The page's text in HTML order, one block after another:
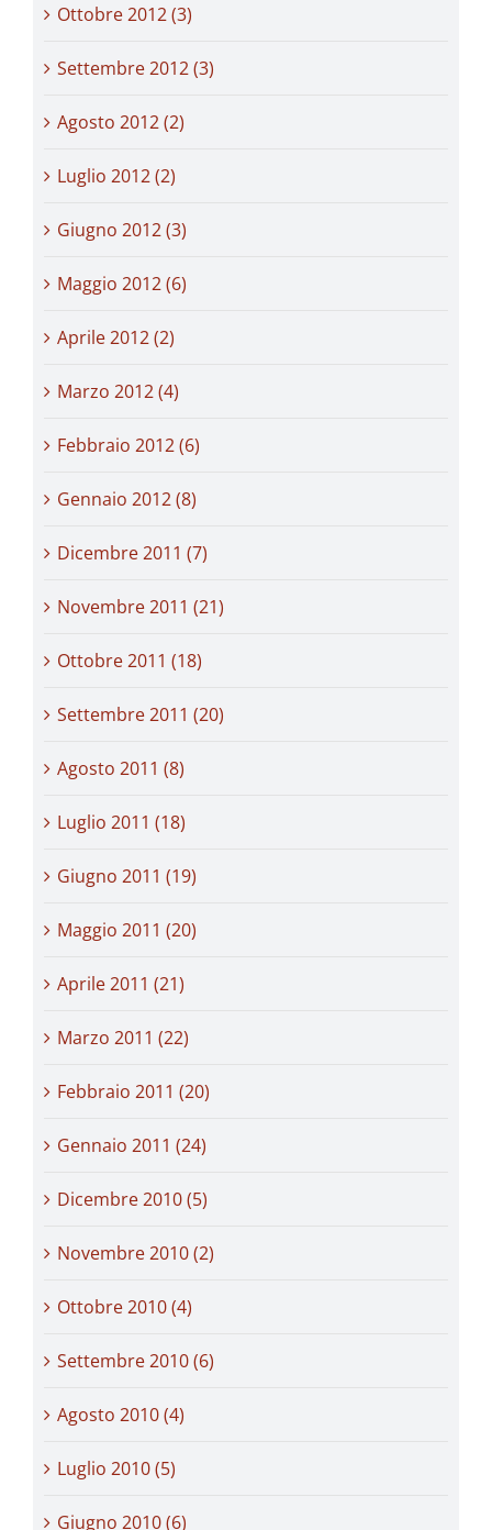
Ottobre 2012 (3)
Settembre 2012 (3)
Agosto 2012 (2)
Luglio 2012 (2)
Giugno 2012 (3)
Maggio 2012 (6)
Aprile 2012 (2)
Marzo 2012 (4)
Febbraio 2012 (6)
Gennaio 2012 (8)
Dicembre 2011 (7)
Novembre 2011 (21)
Ottobre 2011 (18)
Settembre 2011 (20)
Agosto 2011 (8)
Luglio 2011 (18)
Giugno 2011 (19)
Maggio 2011 (20)
Aprile 2011 (21)
Marzo 2011 (22)
Febbraio 2011 (20)
Gennaio 2011 (24)
Dicembre 2010 (5)
Novembre 2010 (2)
Ottobre 2010 (4)
Settembre 2010 (6)
Agosto 2010 (4)
Luglio 2010 (5)
Giugno 2010 (6)